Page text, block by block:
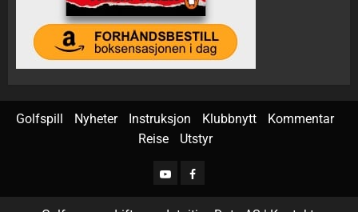
Golfspill Nyheter Instruksjon Klubbnytt
Kommentar
Reise
Utstyr